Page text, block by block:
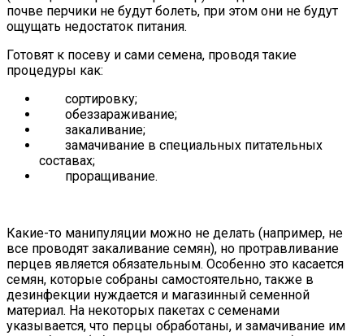
почве перчики не будут болеть, при этом они не будут
ощущать недостаток питания.
Готовят к посеву и сами семена, проводя такие
процедуры как:
сортировку;
обеззараживание;
закаливание;
замачивание в специальных питательных
составах;
проращивание.
Какие-то манипуляции можно не делать (например, не
все проводят закаливание семян), но протравливание
перцев является обязательным. Особенно это касается
семян, которые собраны самостоятельно, также в
дезинфекции нуждается и магазинный семенной
материал. На некоторых пакетах с семенами
указывается, что перцы обработаны, и замачивание им